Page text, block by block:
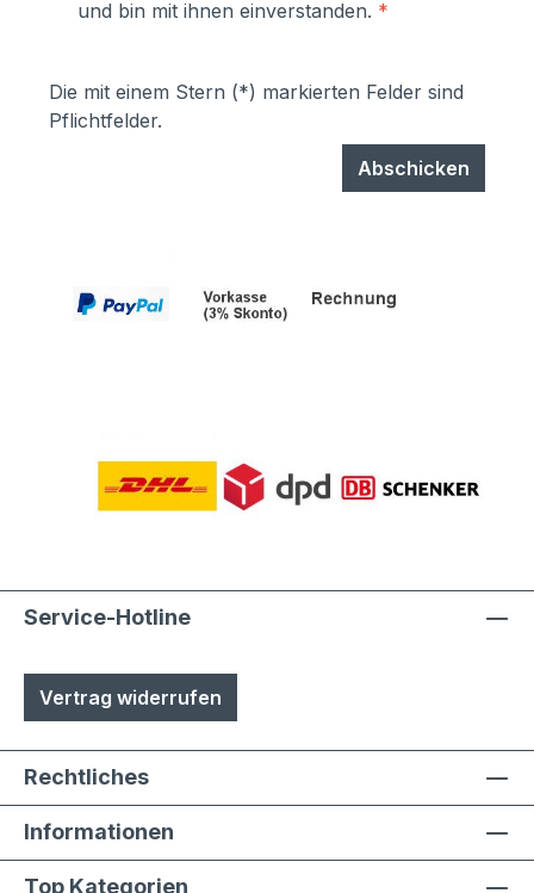
und bin mit ihnen einverstanden. *
Die mit einem Stern (*) markierten Felder sind
Pflichtfelder.
Abschicken
Service-Hotline
Vertrag widerrufen
Rechtliches
Informationen
Top Kategorien